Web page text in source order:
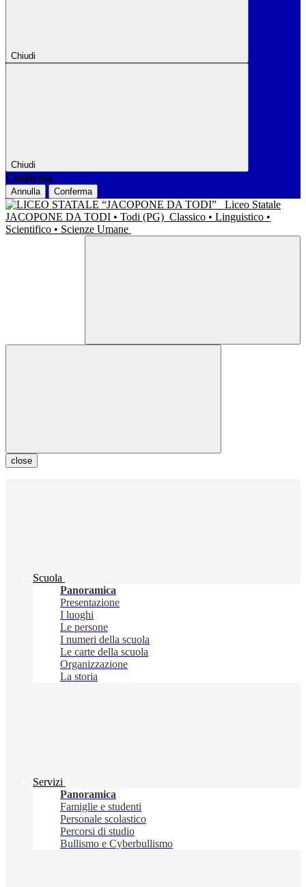
Chiudi
Chiudi
Conferma
Annulla Conferma
Liceo Statale
JACOPONE DA TODI • Todi (PG) Classico • Linguistico •
Scientifico • Scienze Umane
close
Scuola
Panoramica
Presentazione
I luoghi
Le persone
I numeri della scuola
Le carte della scuola
Organizzazione
La storia
Servizi
Panoramica
Famiglie e studenti
Personale scolastico
Percorsi di studio
Bullismo e Cyberbullismo